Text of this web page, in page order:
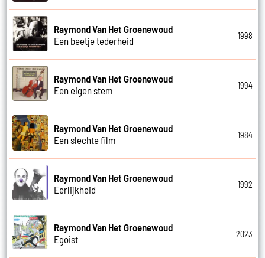
Raymond Van Het Groenewoud
Een beetje tederheid
1998
Raymond Van Het Groenewoud
Een eigen stem
1994
Raymond Van Het Groenewoud
Een slechte film
1984
Raymond Van Het Groenewoud
Eerlijkheid
1992
Raymond Van Het Groenewoud
Egoist
2023